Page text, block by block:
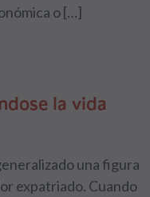
o […]
la vida
una figura
expatriado. Cuando